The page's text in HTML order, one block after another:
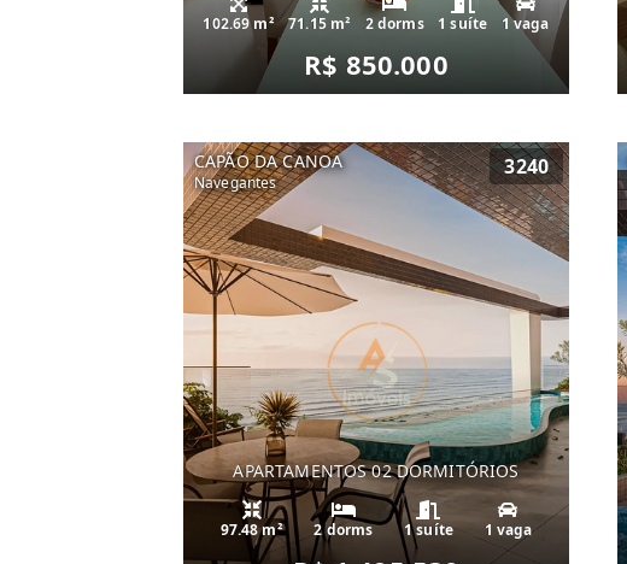
102.69 m² 71.15 m² 2 dorms 1 suíte 1 vaga
R$ 850.000
CAPÃO DA CANOA
Navegantes
3240
APARTAMENTOS 02 DORMITÓRIOS
97.48 m² 2 dorms 1 suíte 1 vaga